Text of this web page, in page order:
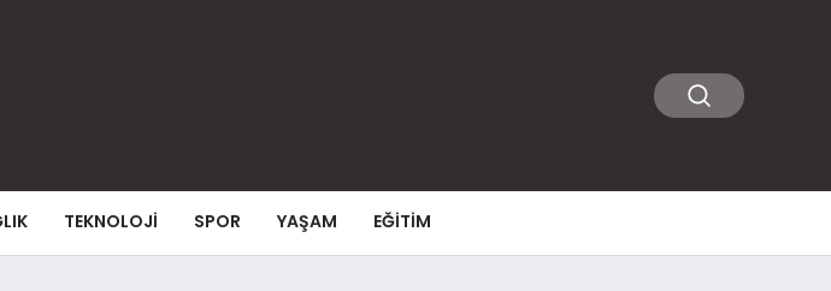
TEKNOLOJI SPOR YAŞAM EĞITIM